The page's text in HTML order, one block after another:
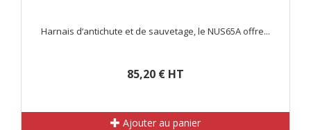
Harnais d‘antichute et de sauvetage, le NUS65A offre...
85,20 € HT
Ajouter au panier